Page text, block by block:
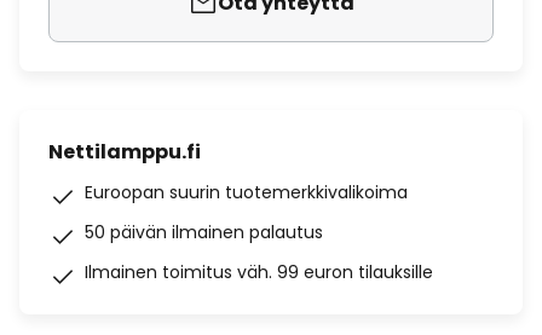
Nettilamppu.fi
Euroopan suurin tuotemerkkivalikoima
50 päivän ilmainen palautus
Ilmainen toimitus väh. 99 euron tilauksille